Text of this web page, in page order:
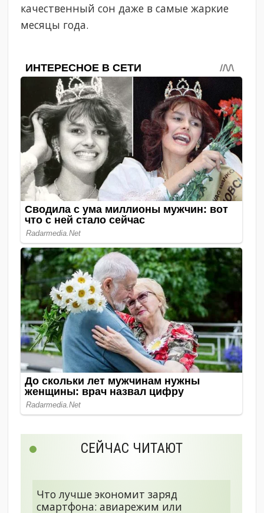
качественный сон даже в самые жаркие
месяцы года.
СЕЙЧАС ЧИТАЮТ
Что лучше экономит заряд
смартфона: авиарежим или